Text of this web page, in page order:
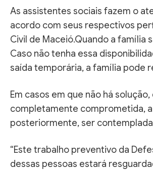
As assistentes sociais fazem o
acordo com seus respectivos
Civil de Maceió.Quando a família
Caso não tenha essa
saída temporária, a família pode
Em casos em que não há
completamente comprometida,
posteriormente, ser
“Este trabalho preventivo da
dessas pessoas estará